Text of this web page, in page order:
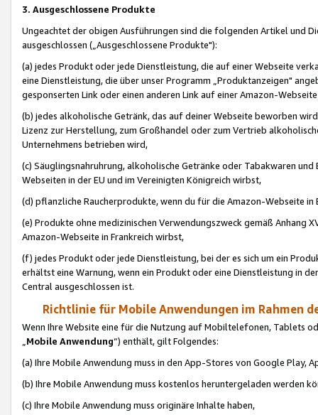
3. Ausgeschlossene Produkte
Ungeachtet der obigen Ausführungen sind die folgenden Artikel und
ausgeschlossen („Ausgeschlossene Produkte"):
(a) jedes Produkt oder jede Dienstleistung, die auf einer Webseite
eine Dienstleistung, die über unser Programm „Produktanzeigen"
gesponserten Link oder einen anderen Link auf einer Amazon-
(b) jedes alkoholische Getränk, das auf deiner Webseite beworben
Lizenz zur Herstellung, zum Großhandel oder zum Vertrieb
Unternehmens betrieben wird,
(c) Säuglingsnahruhrung, alkoholische Getränke oder Tabakwaren
Webseiten in der EU und im Vereinigten Königreich wirbst,
(d) pflanzliche Raucherprodukte, wenn du für die Amazon-Webseite in
(e) Produkte ohne medizinischen Verwendungszweck gemäß Anhang
Amazon-Webseite in Frankreich wirbst,
(f) jedes Produkt oder jede Dienstleistung, bei der es sich um ein
erhältst eine Warnung, wenn ein Produkt oder eine Dienstleistung in
Central ausgeschlossen ist.
Richtlinie für Mobile Anwendungen im Rahmen
Wenn Ihre Website eine für die Nutzung auf Mobiltelefonen, Tablets
„Mobile Anwendung“) enthält, gilt Folgendes:
(a) Ihre Mobile Anwendung muss in den App-Stores von Google Play,
(b) Ihre Mobile Anwendung muss kostenlos heruntergeladen werden
(c) Ihre Mobile Anwendung muss originäre Inhalte haben,